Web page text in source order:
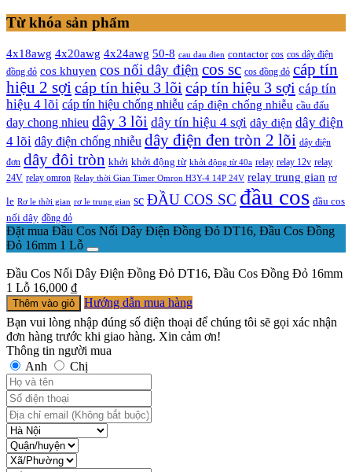
Từ khóa sản phẩm
4x18awg 4x20awg 4x24awg 50-8 cau dau dien contactor cos cos dây điện
đồng đỏ cos khuyen cos nối dây điện cos sc cos đồng đỏ cáp tín
hiệu 2 sợi cáp tín hiệu 3 lõi cáp tín hiệu 3 sợi cáp tín
hiệu 4 lõi cáp tín hiệu chống nhiễu cáp điện chống nhiễu cầu đấu
day chong nhieu dây 3 lõi dây tín hiệu 4 sợi dây điện dây điện
4 lõi dây điện chống nhiễu dây điện đen tròn 2 lõi dây điện
đơn dây đôi tròn khởi khởi động từ khởi động từ 40a relay relay 12v relay
24V relay omron Relay thời Gian Timer Omron H3Y-4 14P 24V relay trung gian rơ
le Rơ le thời gian rơ le trung gian sc ĐẦU COS SC đầu cos đầu cos
nối dây đồng đỏ
Đặt mua Đầu Cos Nối Dây Điện Đồng Đỏ DT16, Đầu Cos Đồng
Đỏ 16mm 1 Lỗ
Đầu Cos Nối Dây Điện Đồng Đỏ DT16, Đầu Cos Đồng Đỏ 16mm
1 Lỗ 16,000 ₫
Thêm vào giỏ
Hướng dẫn mua hàng
Bạn vui lòng nhập đúng số điện thoại để chúng tôi sẽ gọi xác nhận
đơn hàng trước khi giao hàng. Xin cảm ơn!
Thông tin người mua
Anh
Chị